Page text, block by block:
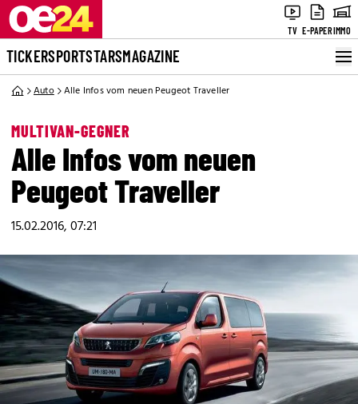
TV E-PAPERIMMO
TICKERSPORTSTARSMAGAZINE
Auto Alle Infos vom neuen Peugeot Traveller
MULTIVAN-GEGNER
Alle Infos vom neuen
Peugeot Traveller
15.02.2016, 07:21